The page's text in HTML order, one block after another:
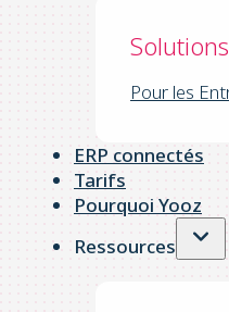
Pour les
ERP connectés
Tarifs
Pourquoi Yooz
Ressources